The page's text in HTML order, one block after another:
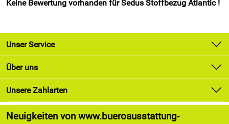
Keine Bewertung vorhanden für Sedus Stoffbezug Atlantic !
Unser Service
Kontakt
Newsletter
Lieferung & Zahlung
Kundenlogin
Über uns
Unsere Bestseller
Marken
Angebote
Unsere Zahlarten
Neuigkeiten von www.bueroausstattung-